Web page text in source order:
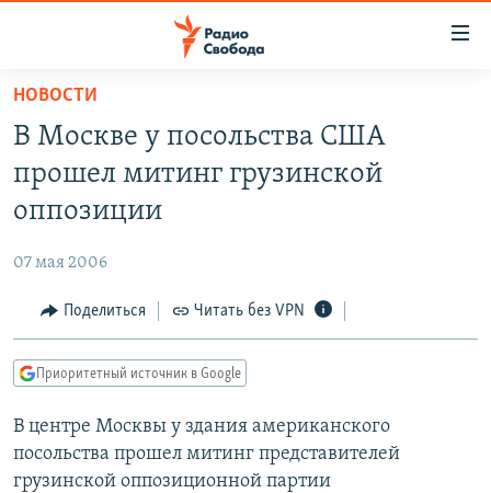
упрощенного
доступа
основному
Вернутся
Вернутся
поиску
АВТОРСКИЕ ПРОЕКТЫ
МНЕНИЯ
КУЛЬТУРА
КАВКАЗ.РЕАЛИИ
СЕВЕР.РЕАЛИИ
СИБИРЬ.РЕАЛИИ
НОВОСТИ
В Москве у посольства США
прошел митинг грузинской
оппозиции
07 мая 2006
Поделиться Читать без VPN
Приоритетный источник в Google
В центре Москвы у здания американского
посольства прошел митинг представителей
грузинской оппозиционной партии